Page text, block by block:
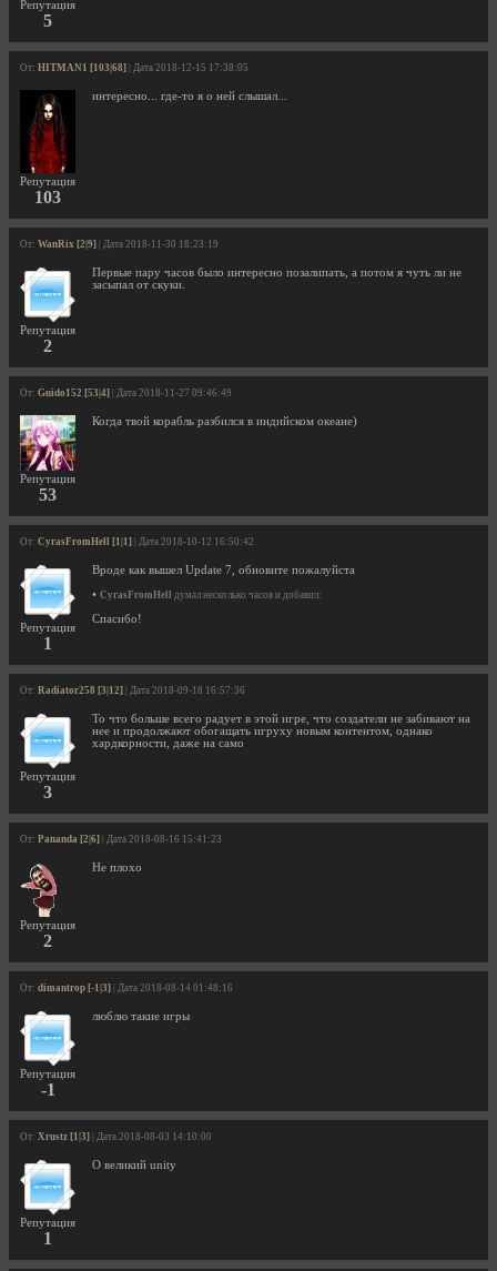
Репутация
5
От: HITMAN1 [103|68] | Дата 2018-12-15 17:38:05
Репутация
103
интересно... где-то я о ней слышал...
От: WanRix [2|9] | Дата 2018-11-30 18:23:19
Репутация
2
Первые пару часов было интересно позалипать, а потом я чуть ли не
засыпал от скуки.
От: Guido152 [53|4] | Дата 2018-11-27 09:46:49
Репутация
53
Когда твой корабль разбился в индийском океане)
От: CyrasFromHell [1|1] | Дата 2018-10-12 16:50:42
Репутация
1
Вроде как вышел Update 7, обновите пожалуйста
• CyrasFromHell думал несколько часов и добавил:
Спасибо!
От: Radiator258 [3|12] | Дата 2018-09-18 16:57:36
Репутация
3
То что больше всего радует в этой игре, что создатели не забивают на
нее и продолжают обогащать игруху новым контентом, однако
хардкорности, даже на само
От: Pananda [2|6] | Дата 2018-08-16 15:41:23
Репутация
2
Не плохо
От: dimantrop [-1|3] | Дата 2018-08-14 01:48:16
Репутация
-1
люблю такие игры
От: Xrustz [1|3] | Дата 2018-08-03 14:10:00
Репутация
1
О великий unity